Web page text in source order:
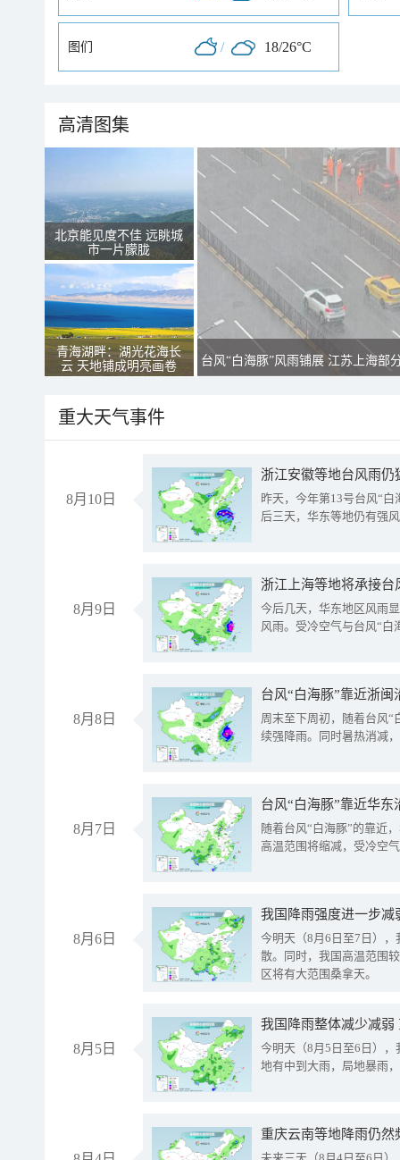
图们 / 18/26°C
高清图集
北京能见度不佳 远眺城
市一片朦胧
青海湖畔：湖光花海长
云 天地铺成明亮画卷
台风“白海豚”风雨铺展 江苏上海部
重大天气事件
8月10日
浙江安徽等地台风雨
昨天，今年第13号台风“
后三天，华东等地仍有强
8月9日
浙江上海等地将承接台
今后几天，华东地区风雨
风雨。受冷空气与台风“白
8月8日
台风“白海豚”靠近浙
周末至下周初，随着台风“
续强降雨。同时暑热消减
8月7日
台风“白海豚”靠近华
随着台风“白海豚”的靠近
高温范围将缩减，受冷空
8月6日
今明天（8月6日至7日）
散。同时，我国高温范围
区将有大范围桑拿天。
8月5日
我国降雨整体减少减弱
今明天（8月5日至6日）
地有中到大雨，局地暴雨
重庆云南等地降雨仍然